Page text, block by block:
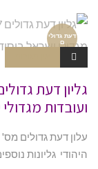
דעת גדולי
ם
ועובדות
היהודי גליונות